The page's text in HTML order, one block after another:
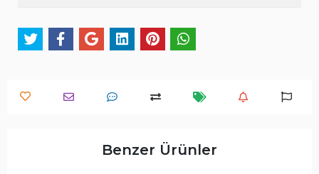
Benzer Ürünler